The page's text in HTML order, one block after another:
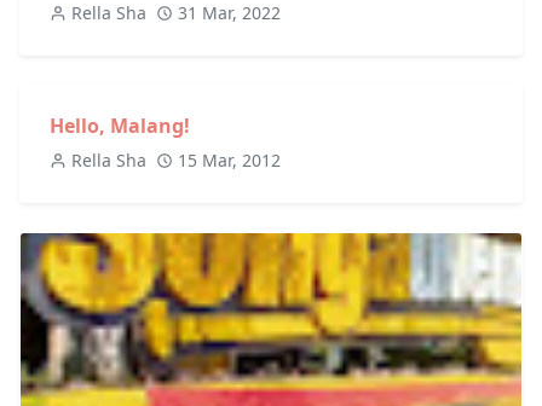
Rella Sha 31 Mar, 2022
Hello, Malang!
Rella Sha 15 Mar, 2012